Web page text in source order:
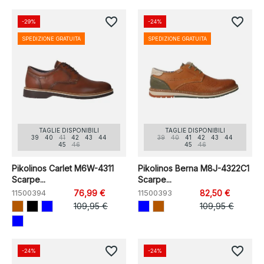
TAGLIE DISPONIBILI
39
40 41 42 43
44
45
46
Pikolinos Carlet M6W-4311
Scarpe...
11500394
76,99 €
109,95 €
-29%
SPEDIZIONE GRATUITA
favorite_border
TAGLIE DISPONIBILI
39
40 41 42 43
44
45
46
Pikolinos Berna M8J-4322C1
Scarpe...
11500393
82,50 €
109,95 €
-24%
SPEDIZIONE GRATUITA
favorite_border
-24% favorite_border -24% favorite_border